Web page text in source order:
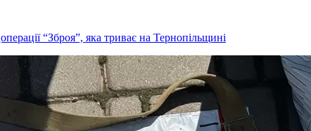
“Зброя”, яка триває на Тернопільщині